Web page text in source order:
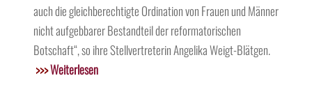
auch die gleichberechtigte Ordination von Frauen und Männer
nicht aufgebbarer Bestandteil der reformatorischen
Botschaft“, so ihre Stellvertreterin Angelika Weigt-Blätgen.
>>>Weiterlesen